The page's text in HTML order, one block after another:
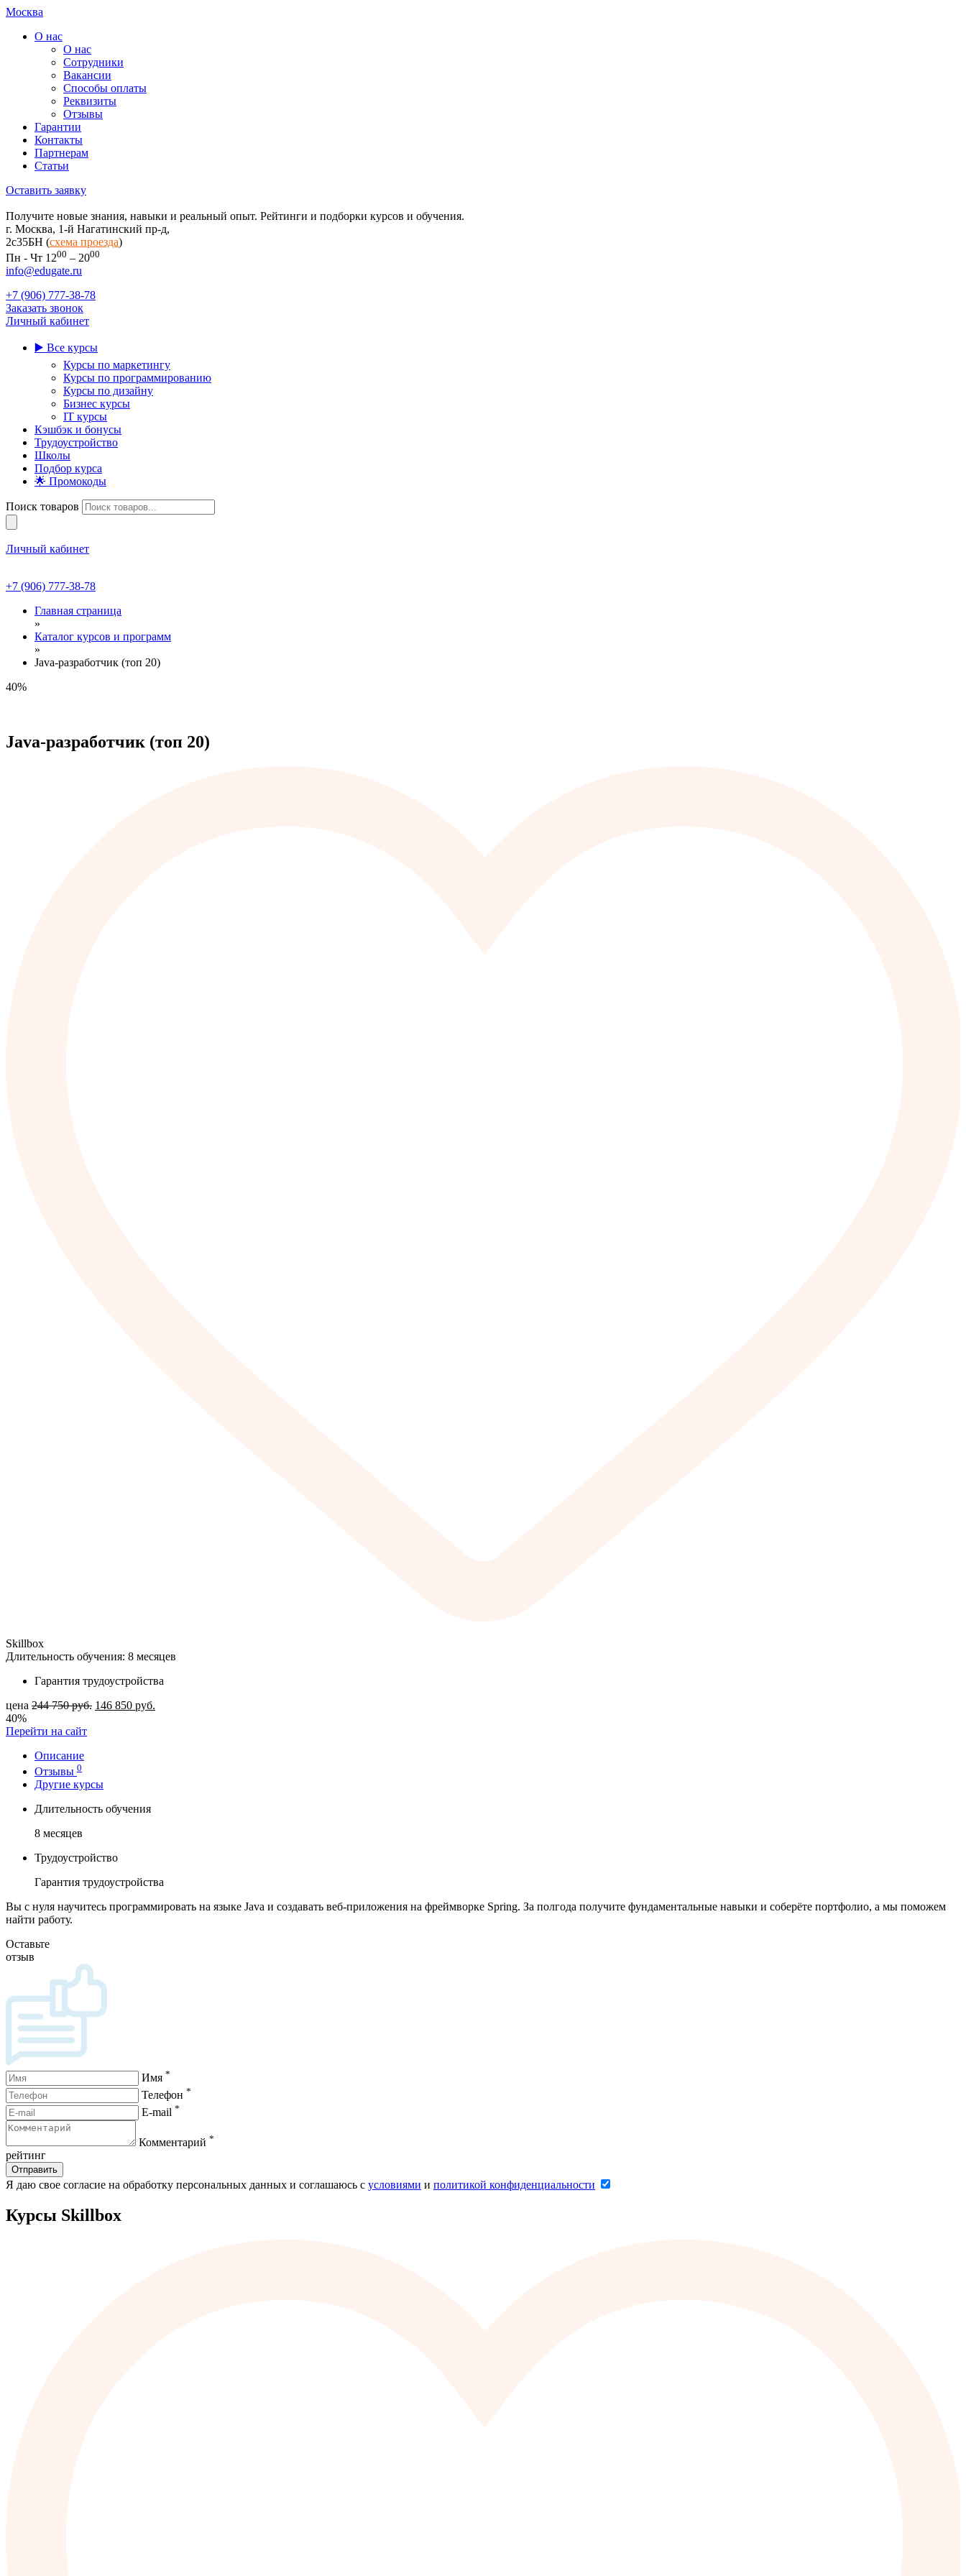
Москва
О нас
О нас
Сотрудники
Вакансии
Способы оплаты
Реквизиты
Отзывы
Гарантии
Контакты
Партнерам
Статьи
Оставить заявку
Получите новые знания, навыки и реальный опыт. Рейтинги и подборки курсов и обучения.
г. Москва, 1-й Нагатинский пр-д,
2c35БН (схема проезда)
Пн - Чт 1200 – 2000
info@edugate.ru
+7 (906) 777-38-78
Заказать звонок
Личный кабинет
▶️ Все курсы
Курсы по маркетингу
Курсы по программированию
Курсы по дизайну
Бизнес курсы
IT курсы
Кэшбэк и бонусы
Трудоустройство
Школы
Подбор курса
🌟 Промокоды
Поиск товаров
Личный кабинет
+7 (906) 777-38-78
Главная страница
»
Каталог курсов и программ
»
Java-разработчик (топ 20)
40%
Java-разработчик (топ 20)
Skillbox
Длительность обучения: 8 месяцев
Гарантия трудоустройства
цена 244 750руб. 146 850 руб.
40%
Перейти на сайт
Описание
Отзывы 0
Другие курсы
Длительность обучения
8 месяцев
Трудоустройство
Гарантия трудоустройства
Вы с нуля научитесь программировать на языке Java и создавать веб-приложения на фреймворке Spring. За полгода получите фундаментальные навыки и соберёте портфолио, а мы поможем
найти работу.
Оставьте
отзыв
Имя *
Телефон *
E-mail *
Комментарий *
рейтинг
Отправить
Я даю свое согласие на обработку персональных данных и соглашаюсь с условиями и политикой конфиденциальности
Курсы Skillbox